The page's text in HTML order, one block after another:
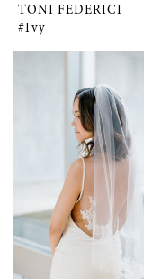
TONI FEDERICI
#Ivy